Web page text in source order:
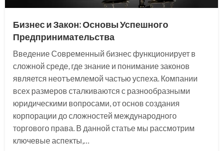
Бизнес и Закон: Основы Успешного
Предпринимательства
Введение Современный бизнес функционирует в
сложной среде, где знание и понимание законов
является неотъемлемой частью успеха. Компании
всех размеров сталкиваются с разнообразными
юридическими вопросами, от основ создания
корпорации до сложностей международного
торгового права. В данной статье мы рассмотрим
ключевые аспекты,…